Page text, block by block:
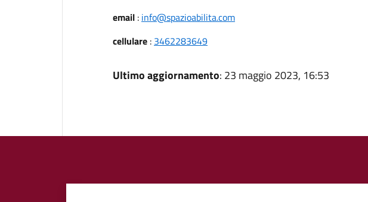
email: info@spazioabilita.com
cellulare: 3462283649
Ultimo aggiornamento: 23 maggio 2023, 16:53